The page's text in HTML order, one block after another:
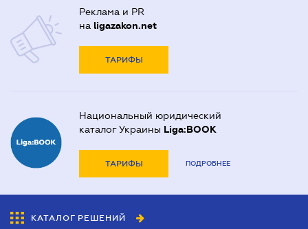
Реклама и PR
на ligazakon.net
ТАРИФЫ
Национальный юридический
каталог Украины Liga:BOOK
ТАРИФЫ ПОДРОБНЕЕ
КАТАЛОГ РЕШЕНИЙ